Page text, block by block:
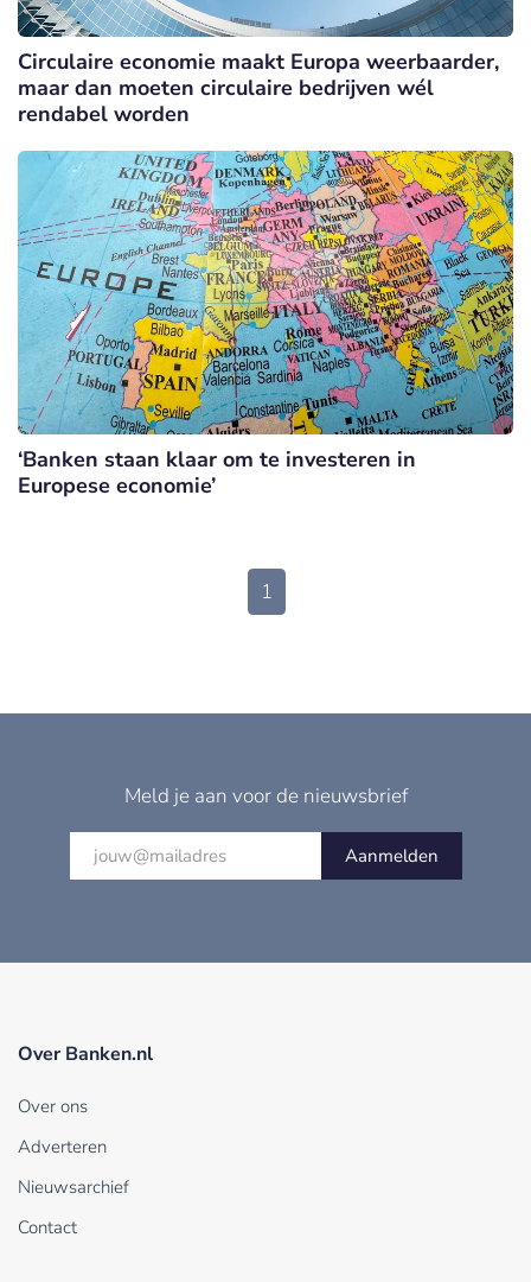
Circulaire economie maakt Europa weerbaarder,
maar dan moeten circulaire bedrijven wél
rendabel worden
‘Banken staan klaar om te investeren in
Europese economie’
1
Meld je aan voor de nieuwsbrief
Aanmelden
Over Banken.nl
Over ons
Adverteren
Nieuwsarchief
Contact